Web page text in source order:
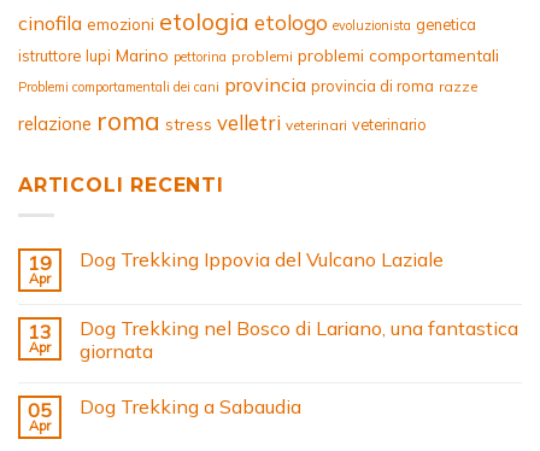
cinofila emozioni etologia etologo evoluzionista genetica
istruttore lupi Marino pettorina problemi problemi comportamentali
Problemi comportamentali dei cani provincia provincia di roma razze
relazione roma stress velletri veterinari veterinario
ARTICOLI RECENTI
19
Apr
Dog Trekking Ippovia del Vulcano Laziale
13
Apr
Dog Trekking nel Bosco di Lariano, una fantastica
giornata
05
Apr
Dog Trekking a Sabaudia